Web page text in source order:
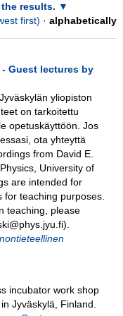
the results.
first) · alphabetically
Guest lectures by
yliopiston
on tarkoitettu
opetuskäyttöön. Jos
ota yhteyttä
from David E.
University of
are intended for
teaching purposes.
teaching, please
incubator work shop
Jyväskylä, Finland.